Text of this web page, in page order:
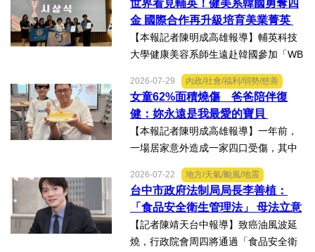
將全箭完整回收，勇奪高中學生1K組亞
軍，表現亮眼。陳國清...
世界看見輔英！健美系韓國勇奪四
金 國際合作再升級培育美業菁英
【本報記者陳明成高雄報導】輔英科技
大學健康美容系師生遠赴韓國參加「WB
AA第25屆世界美容藝術與設計國際大
賽」及「2026WBAGlobalTripleChallen
ge全球美學現場賽」，展現紮實專業實
力，師生聯手勇奪四金、...
2026-07-29 內政/社會/福利/弱勢/慈善
女童62%面積燒傷 爸爸陪伴復
健：妳永遠是我最愛的寶貝
【本報記者陳明成高雄報導】一年前，
一場居家意外造成一家四口受傷，其中
當時年僅四歲的女兒芸芸全身62%面積
燒傷，在加護病房搶救超過兩個月，並
歷經在陽光基金會近一年的漫長復復健
及陪伴下，芸芸將於八月重返...
2026-07-22 地方/天氣/颱風/地震
台中市政府法制局局長李善植：
「食品安全衛生管理法」 母法立意
良善但子法標準過於寬鬆、處罰欠
缺嚇阻力、第一線缺乏足夠的人力
【記者陳靖天台中報導】致癌油風波延
燒，行政院會周四將通過「食品安全衛